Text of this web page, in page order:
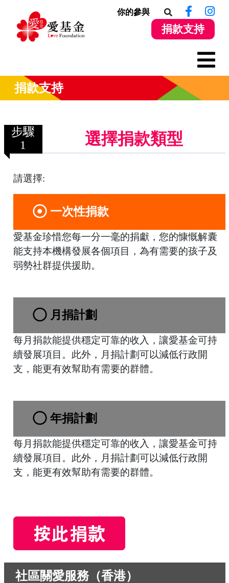
你的參與
捐款支持
捐款支持
步驟
1
選擇捐款類型
請選擇:
一次性捐款
愛基金珍惜您每一分一毫的捐獻，您的慷慨解囊
能支持本機構發展各個項目，為有需要的孩子及
弱勢社群提供援助。
月捐計劃
每月捐款能提供穩定可靠的收入，讓愛基金可持
續發展項目。此外，月捐計劃可以減低行政開
支，能更有效幫助有需要的群體。
年捐計劃
每月捐款能提供穩定可靠的收入，讓愛基金可持
續發展項目。此外，月捐計劃可以減低行政開
支，能更有效幫助有需要的群體。
社區關愛服務（香港）